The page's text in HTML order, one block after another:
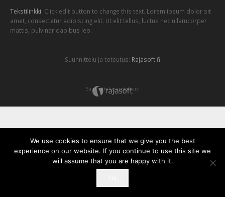
Tekstilinkki. Click edit button to change this text. Lorem ipsum dolor sit
amet, consectetur adipiscing elit. Ut elit tellus, luctus nec ullamcorper
mattis, pulvinar dapibus leo.
Suunnittelu ja toteutus: Rajasoft.fi
Suunnittelu ja toteutus
We use cookies to ensure that we give you the best
experience on our website. If you continue to use this site we
will assume that you are happy with it.